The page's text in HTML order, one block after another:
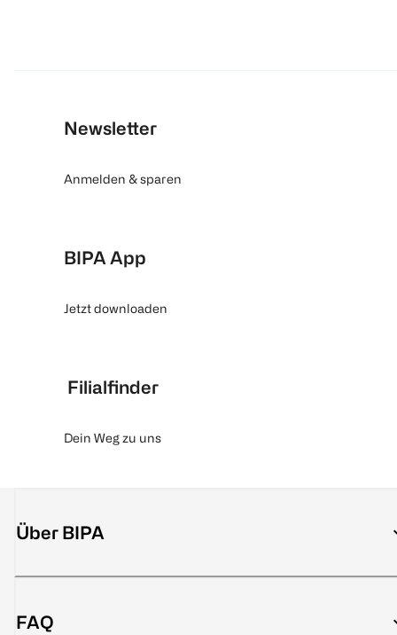
Newsletter
Anmelden & sparen
BIPA App
Jetzt downloaden
Filialfinder
Dein Weg zu uns
Über BIPA
FAQ